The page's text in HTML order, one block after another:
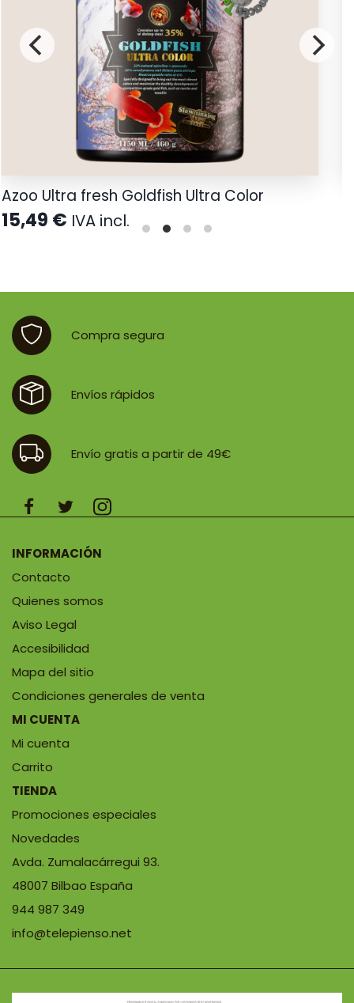
Azoo Ultra fresh Goldfish Ultra Color
15,49 € IVA incl.
Compra segura
Envíos rápidos
Envío gratis a partir de 49€
INFORMACIÓN
Contacto
Quienes somos
Aviso Legal
Accesibilidad
Mapa del sitio
Condiciones generales de venta
MI CUENTA
Mi cuenta
Carrito
TIENDA
Promociones especiales
Novedades
Avda. Zumalacárregui 93.
48007 Bilbao España
944 987 349
info@telepienso.net